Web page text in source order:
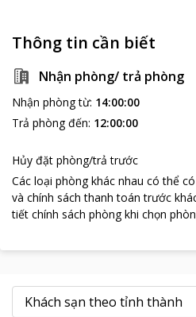
Thông tin cần biết
Nhận phòng/ trả phòng
Nhận phòng từ: 14:00:00
Trả phòng đến: 12:00:00
Hủy đặt phòng/trả trước
Các loại phòng khác nhau có thể
và chính sách thanh toán trước
tiết chính sách phòng khi chọn